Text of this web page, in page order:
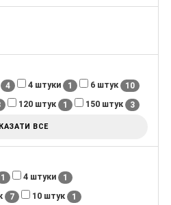
4 4 штуки 1 6 штук 10
120 штук 1 150 штук 3
ВСЕ
1 4 штуки 1
7 10 штук 1